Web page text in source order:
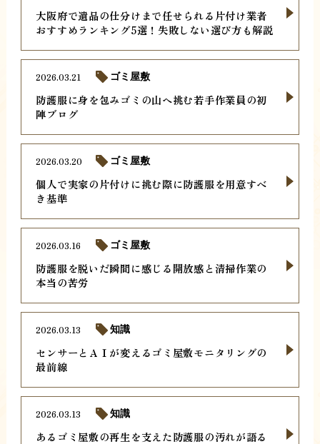
大阪府で遺品の仕分けまで任せられる片付け業者
おすすめランキング5選！失敗しない選び方も解説
防護服に身を包みゴミの山へ挑む若手作業員の初
陣ブログ
2026.03.21 ゴミ屋敷
個人で実家の片付けに挑む際に防護服を用意すべ
き基準
2026.03.20 ゴミ屋敷
防護服を脱いだ瞬間に感じる開放感と清掃作業の
本当の苦労
2026.03.16 ゴミ屋敷
センサーとＡＩが変えるゴミ屋敷モニタリングの
最前線
2026.03.13 知識
あるゴミ屋敷の再生を支えた防護服の汚れが語る
2026.03.13 知識